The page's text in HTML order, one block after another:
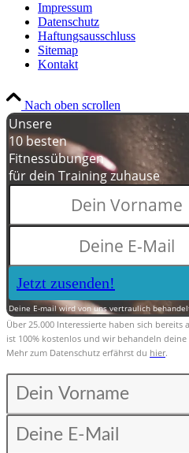
Impressum
Datenschutz
Haftungsausschluss
Sitemap
Kontakt
Nach oben scrollen
Unsere
10 besten
Fitnessübungen
für dein Training zuhause
Jetzt zusenden!
Deine E-mail wird von uns vertraulich
Über 25.000 Interessierte haben sich
ist 100% kostenlos und wir behandeln
Mehr zum Datenschutz erfährst du hier.